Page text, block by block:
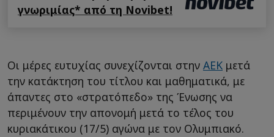
γνωριμίας* από τη Novibet!
Οι μέρες ευτυχίας συνεχίζονται στην ΑΕΚ μετά
την κατάκτηση του τίτλου και μαθηματικά, με
άπαντες στο «στρατόπεδο» της Ένωσης να
περιμένουν την απονομή μετά το τέλος του
κυριακάτικου (17/5) αγώνα με τον Ολυμπιακό.